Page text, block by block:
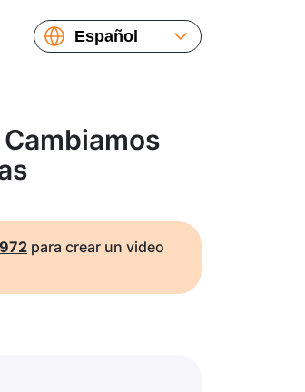
Español
Français
para crear un video